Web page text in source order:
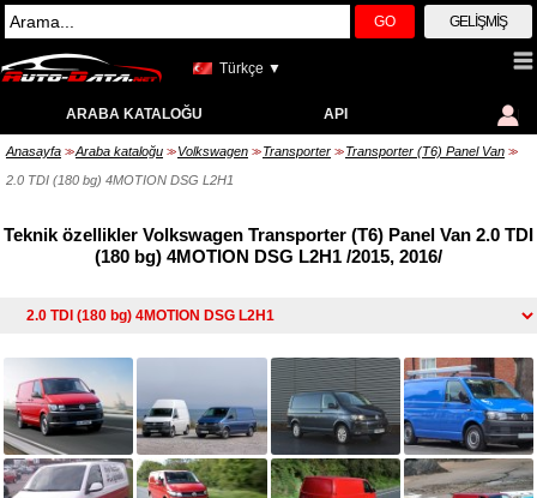
GO GELIŞMIŞ
Türkçe ▼
ARABA KATALOĞU API
Anasayfa >> Araba kataloğu >> Volkswagen >> Transporter >> Transporter (T6) Panel Van >>
2.0 TDI (180 bg) 4MOTION DSG L2H1
Teknik özellikler Volkswagen Transporter (T6) Panel Van 2.0 TDI
(180 bg) 4MOTION DSG L2H1 /2015, 2016/